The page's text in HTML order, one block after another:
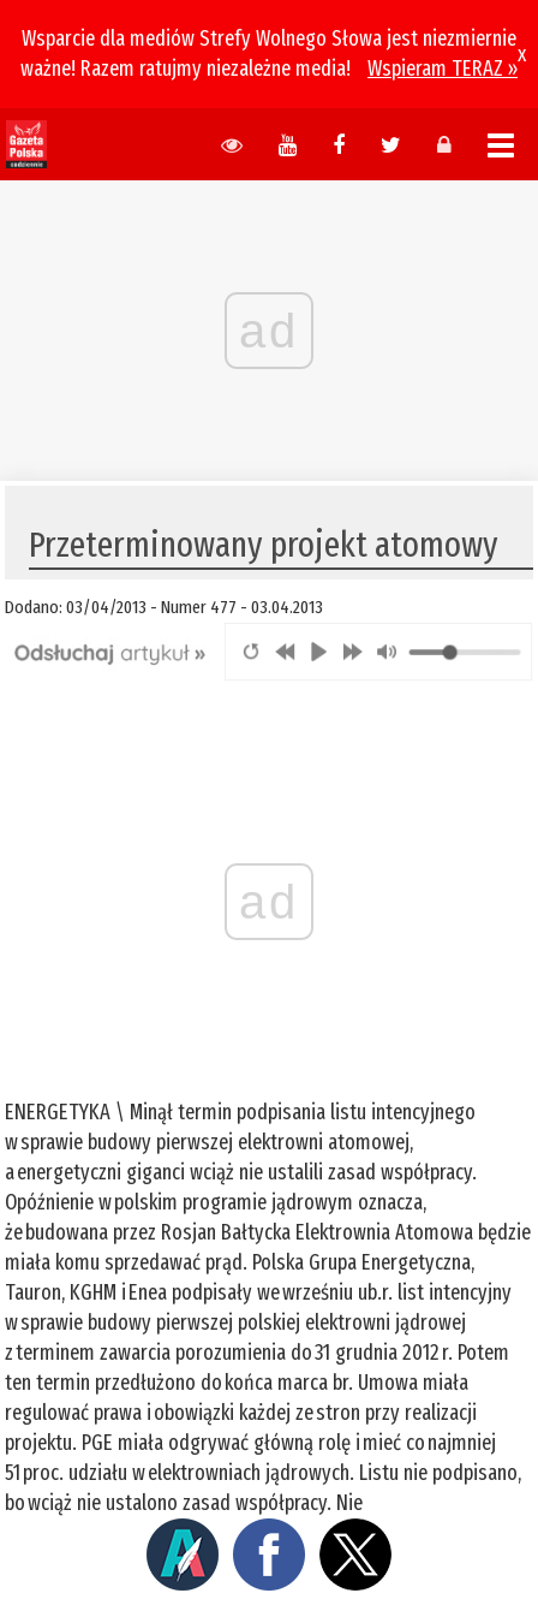
Wsparcie dla mediów Strefy Wolnego Słowa jest niezmiernie
ważne! Razem ratujmy niezależne media!
Wspieram TERAZ »
x
ad
Przeterminowany projekt atomowy
Dodano: 03/04/2013 - Numer 477 - 03.04.2013
ad
ENERGETYKA \ Minął termin podpisania listu intencyjnego
w sprawie budowy pierwszej elektrowni atomowej,
a energetyczni giganci wciąż nie ustalili zasad współpracy.
Opóźnienie w polskim programie jądrowym oznacza,
że budowana przez Rosjan Bałtycka Elektrownia Atomowa będzie
miała komu sprzedawać prąd. Polska Grupa Energetyczna,
Tauron, KGHM i Enea podpisały we wrześniu ub.r. list intencyjny
w sprawie budowy pierwszej polskiej elektrowni jądrowej
z terminem zawarcia porozumienia do 31 grudnia 2012 r. Potem
ten termin przedłużono do końca marca br. Umowa miała
regulować prawa i obowiązki każdej ze stron przy realizacji
projektu. PGE miała odgrywać główną rolę i mieć co najmniej
51 proc. udziału w elektrowniach jądrowych. Listu nie podpisano,
bo wciąż nie ustalono zasad współpracy. Nie